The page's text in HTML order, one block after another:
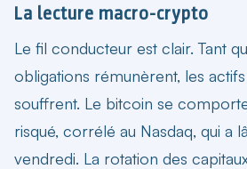
La lecture macro-crypto
Le fil conducteur est clair. Tant
obligations rémunèrent, les
souffrent. Le bitcoin se
risqué, corrélé au Nasdaq, qui a
vendredi. La rotation des